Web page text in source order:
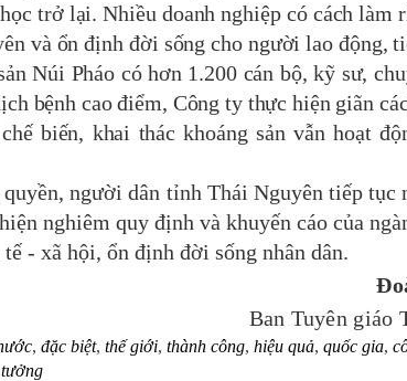
trở lại. Nhiều doanh nghiệp có cách làm
và ổn định đời sống cho người lao động,
Núi Pháo có hơn 1.200 cán bộ, kỹ sư,
bệnh cao điểm, Công ty thực hiện giãn
biến, khai thác khoáng sản vẫn hoạt
người dân tỉnh Thái Nguyên tiếp tục
nghiêm quy định và khuyến cáo của
tế - xã hội, ổn định đời sống nhân dân.
Ban Tuyên giáo
, đặc biệt, thế giới, thành công, hiệu quả, quốc gia,